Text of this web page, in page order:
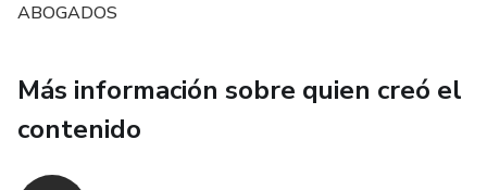
ABOGADOS
Más información sobre quien creó el
contenido